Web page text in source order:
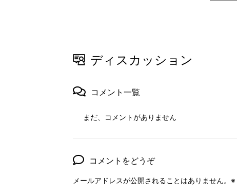
ディスカッション
コメント一覧
まだ、コメントがありません
コメントをどうぞ
メールアドレスが公開されることはありません。 ※